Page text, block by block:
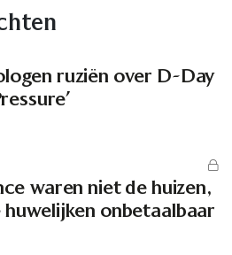
ruziën over D-Day
waren niet de huizen,
onbetaalbaar